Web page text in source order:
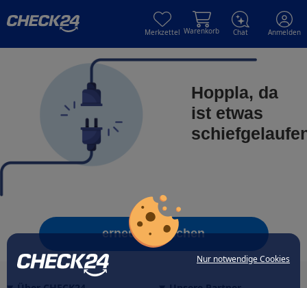
Nur notwendige Cookies
Merkzettel Warenkorb Chat Anmelden
Hoppla, da
ist etwas
erneut versuchen